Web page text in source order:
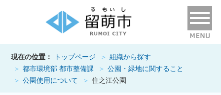
現在の位置： トップページ
組織から探す
都市環境部 都市整備課
公園・緑地に関すること
公園使用について
住之江公園